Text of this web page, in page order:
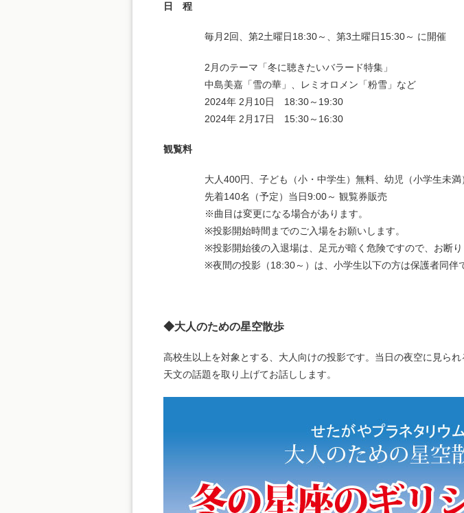
日 程
毎月2回、第2土曜日18:30～、第3土曜日15:30～ に開催
2月のテーマ「冬に聴きたいバラード特集」
中島美嘉「雪の華」、レミオロメン「粉雪」など
2024年 2月10日 18:30～19:30
2024年 2月17日 15:30～16:30
観覧料
大人400円、子ども（小・中学生）無料、幼児（小学生未満
先着140名（予定）当日9:00～ 観覧券販売
※曲目は変更になる場合があります。
※投影開始時間までのご入場をお願いします。
※投影開始後の入退場は、足元が暗く危険ですので、お断り
※夜間の投影（18:30～）は、小学生以下の方は保護者同伴
◆大人のための星空散歩
高校生以上を対象とする、大人向けの投影です。当日の夜空に見ら
天文の話題を取り上げてお話しします。